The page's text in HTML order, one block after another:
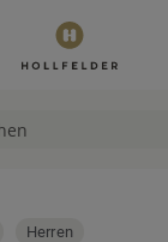
Herren